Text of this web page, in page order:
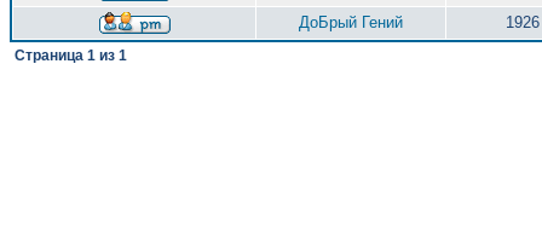
ДоБрый Гений
1926
Страница 1 из 1